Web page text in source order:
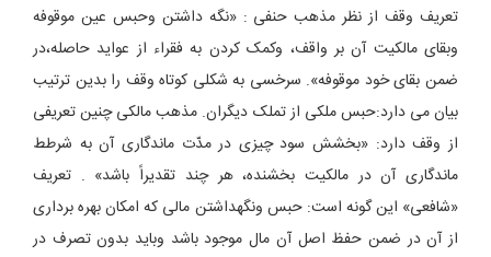
تعریف وقف از نظر مذهب حنفی : «نگه داشتن وحبس عین موقوفه
وبقای مالکیت آن بر واقف، وکمک کردن به فقراء از عواید حاصله،در
ضمن بقای خود موقوفه». سرخسی به شکلی کوتاه وقف را بدین ترتیب
بیان می دارد:حبس ملکی از تملک دیگران. مذهب مالکی چنین تعریفی
از وقف دارد: «بخشش سود چیزی در مدّت ماندگاری آن به شرطط
ماندگاری آن در مالکیت بخشنده، هر چند تقدیراً باشد» . تعریف
«شافعی» این گونه است: حبس ونگهداشتن مالی که امکان بهره برداری
از آن در ضمن حفظ اصل آن مال موجود باشد وباید بدون تصرف در